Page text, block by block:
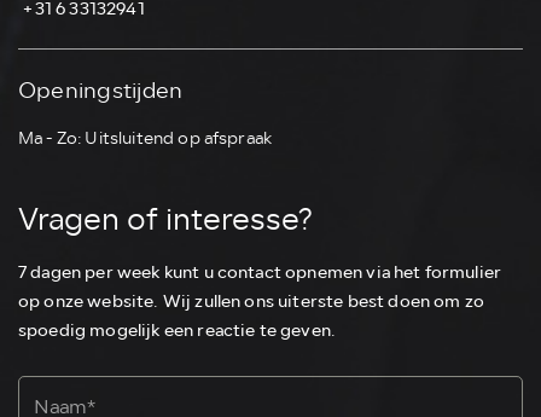
⁠ ⁠+31 6 33132941
Openingstijden
Ma - Zo: Uitsluitend op afspraak
Vragen of interesse?
7 dagen per week kunt u contact opnemen via het formulier
op onze website. Wij zullen ons uiterste best doen om zo
spoedig mogelijk een reactie te geven.